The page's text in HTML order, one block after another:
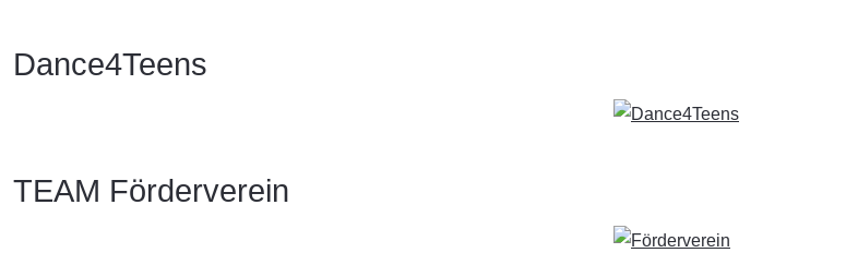
Dance4Teens
TEAM Förderverein